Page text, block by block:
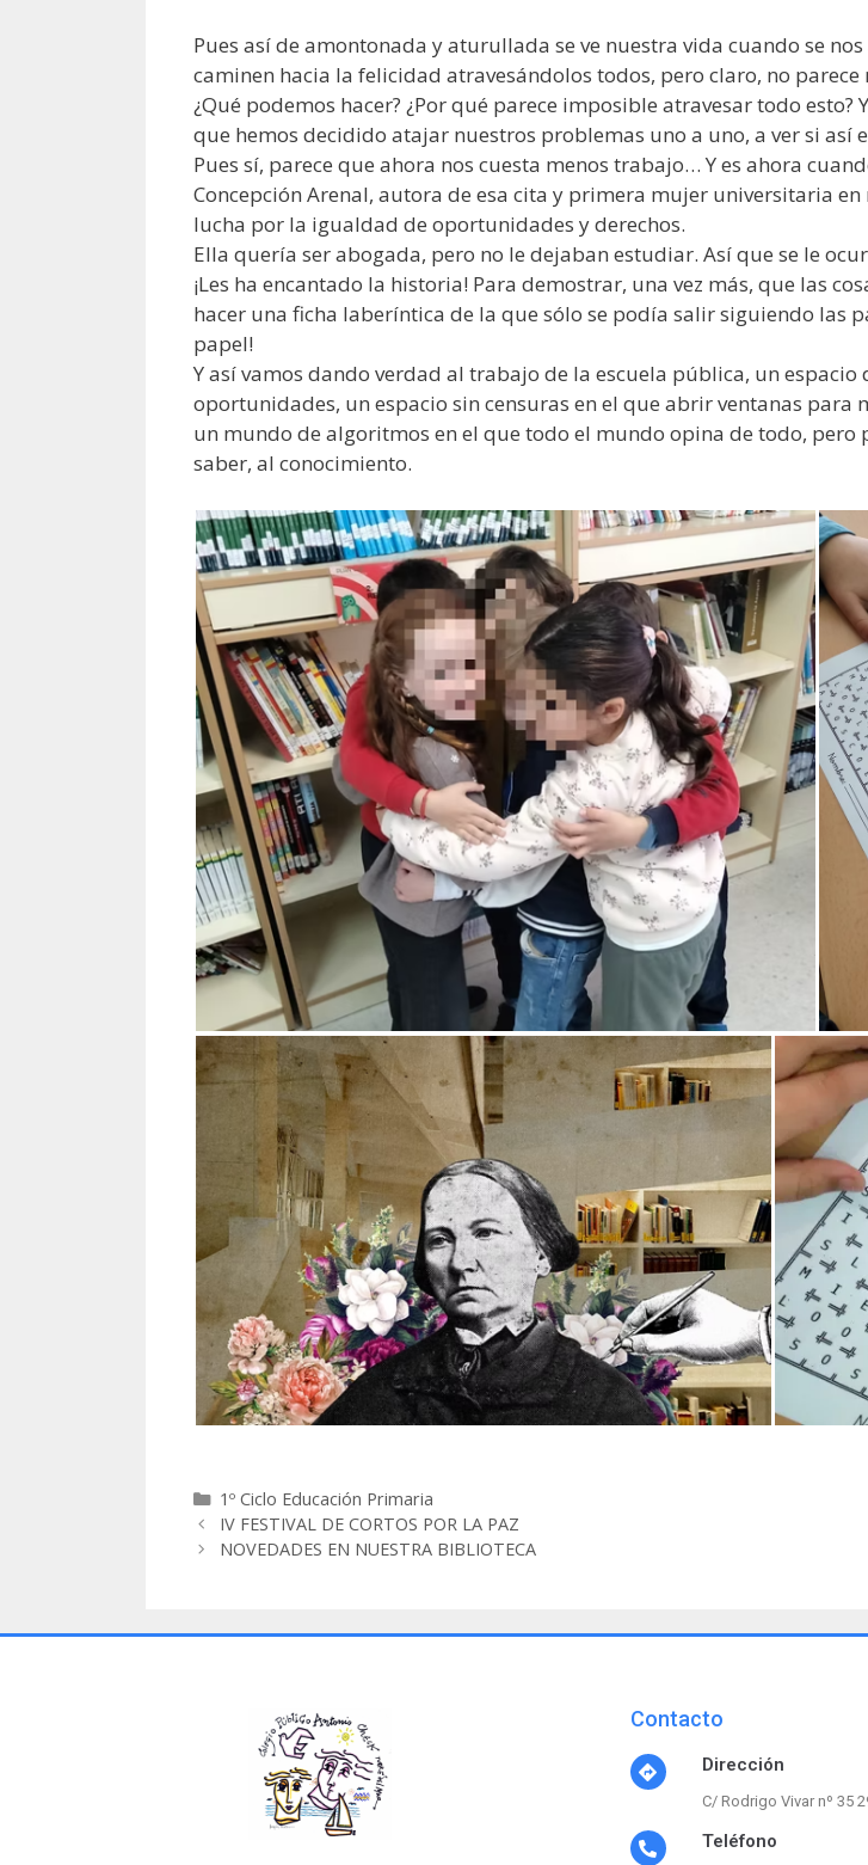
Pues así de amontonada y aturullada se ve nuestra vida cuando se
caminen hacia la felicidad atravesándolos todos, pero claro, no
¿Qué podemos hacer? ¿Por qué parece imposible atravesar todo
que hemos decidido atajar nuestros problemas uno a uno, a ver si así
Pues sí, parece que ahora nos cuesta menos trabajo… Y es ahora
Concepción Arenal, autora de esa cita y primera mujer universitaria
lucha por la igualdad de oportunidades y derechos.
Ella quería ser abogada, pero no le dejaban estudiar. Así que se le
¡Les ha encantado la historia! Para demostrar, una vez más, que las
hacer una ficha laberíntica de la que sólo se podía salir siguiendo las
papel!
Y así vamos dando verdad al trabajo de la escuela pública, un
oportunidades, un espacio sin censuras en el que abrir ventanas para
un mundo de algoritmos en el que todo el mundo opina de todo, pero
saber, al conocimiento.
1º Ciclo Educación Primaria
IV FESTIVAL DE CORTOS POR LA PAZ
NOVEDADES EN NUESTRA BIBLIOTECA
Contacto
Dirección
C/ Rodrigo Vivar nº 35
Teléfono